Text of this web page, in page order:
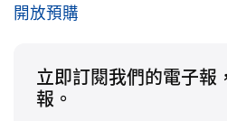
開放預購
立即訂閱我們的電子報
報。